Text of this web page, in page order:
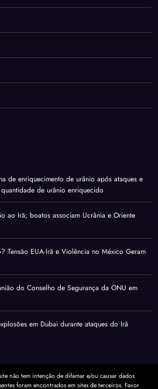
de enriquecimento de urânio após ataques e
de urânio enriquecido
ao Irã; boatos associam Ucrânia e Oriente
Tensão EUA-Irã e Violência no México Geram
do Conselho de Segurança da ONU em
em Dubai durante ataques do Irã
não tem intenção de difamar e/ou causar dados
foram encontrados em sites de terceiros. Favor